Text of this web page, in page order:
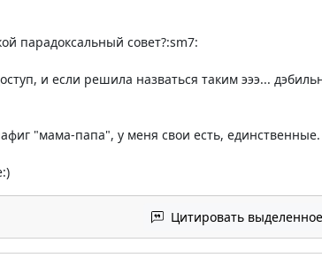
парадоксальный совет?:sm7:
и если решила назваться таким эээ...
"мама-папа", у меня свои есть, единственные.
Цитировать выделенное